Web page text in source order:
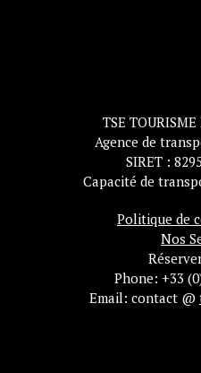
TSE
Agence de
SIRET :
Capacité de
Politique de
Nos
Phone: +33
Email: contact @